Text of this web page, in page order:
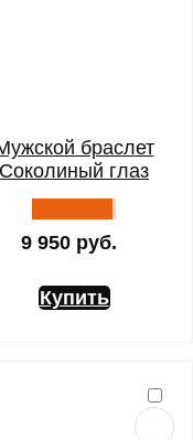
браслет
Соколиный глаз
Ангел
9 950 руб.
Купить